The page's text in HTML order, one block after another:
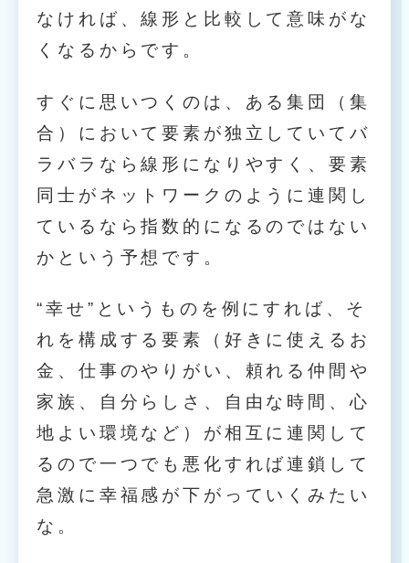
なければ、線形と比較して意味がな
くなるからです。
すぐに思いつくのは、ある集団（集
合）において要素が独立していてバ
ラバラなら線形になりやすく、要素
同士がネットワークのように連関し
ているなら指数的になるのではない
かという予想です。
“幸せ”というものを例にすれば、そ
れを構成する要素（好きに使えるお
金、仕事のやりがい、頼れる仲間や
家族、自分らしさ、自由な時間、心
地よい環境など）が相互に連関して
るので一つでも悪化すれば連鎖して
急激に幸福感が下がっていくみたい
な。